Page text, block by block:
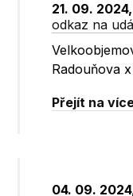
21. 09.
odkaz na
Radouňova
Přejít na
04. 09.